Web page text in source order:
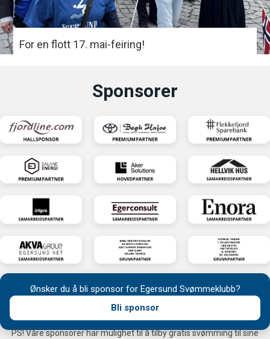
For en flott 17. mai-feiring!
Sponsorer
Ønsker du å bli sponsor for Egersund Svømmeklubb?
Bli sponsor
PS! Våre sponsorer har mulighet til å tilby gratis svømming til sine